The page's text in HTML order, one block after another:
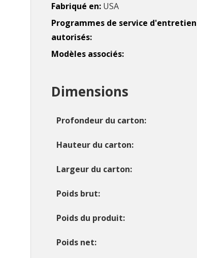
Fabriqué en USA
Programmes de service d'entretien
autorisés
Modèles associés
Dimensions
Profondeur du carton
Hauteur du carton
Largeur du carton
Poids brut
Poids du produit
Poids net